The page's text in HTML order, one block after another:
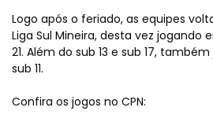
Logo após o feriado, as equipes
Liga Sul Mineira, desta vez jogando
21. Além do sub 13 e sub 17,
sub 11.
Confira os jogos no CPN: